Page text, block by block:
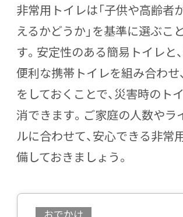
非常用トイレは「子供や高齢者
えるかどうか」を基準に選ぶこ
す。安定性のある簡易トイレと
便利な携帯トイレを組み合わせ、
をしておくことで、災害時のト
消できます。ご家庭の人数やラ
ルに合わせて、安心できる非常
備しておきましょう。
おでかけ